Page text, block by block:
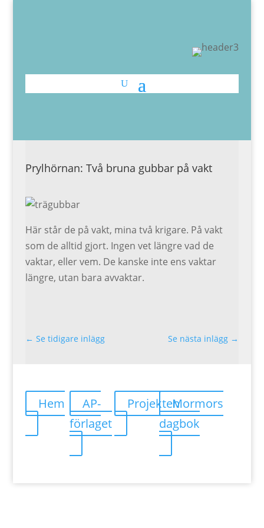
Prylhörnan: Två bruna gubbar på vakt
Här står de på vakt, mina två krigare. På vakt
som de alltid gjort. Ingen vet längre vad de
vaktar, eller vem. De kanske inte ens vaktar
längre, utan bara avvaktar.
← Se tidigare inlägg Se nästa inlägg →
Hem
AP-
förlaget
ProjektenMormors
dagbok